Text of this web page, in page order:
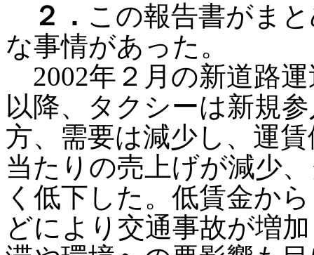
２． この報告書がま
な事情があった。
2002年２月の新道路
以降、タクシーは新規
方、需要は減少し、運
当たりの売上げが減少
く低下した。低賃金か
どにより交通事故が増